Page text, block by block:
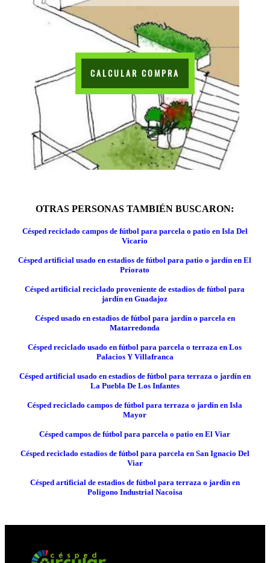
CALCULAR COMPRA
OTRAS PERSONAS TAMBIÉN BUSCARON:
Césped reciclado campos de fútbol para parcela o patio en Isla Del
Vicario
Césped artificial usado en estadios de fútbol para patio o jardín en El
Priorato
Césped artificial reciclado proveniente de estadios de fútbol para
jardín en Guadajoz
Césped usado en estadios de fútbol para jardín o parcela en
Matarredonda
Césped reciclado usado en fútbol para parcela o terraza en Los
Palacios Y Villafranca
Césped artificial usado en estadios de fútbol para terraza o jardín en
La Puebla De Los Infantes
Césped reciclado campos de fútbol para terraza o jardín en Isla
Mayor
Césped campos de fútbol para parcela o patio en El Viar
Césped reciclado estadios de fútbol para parcela en San Ignacio Del
Viar
Césped artificial de estadios de fútbol para terraza o jardín en
Poligono Industrial Nacoisa